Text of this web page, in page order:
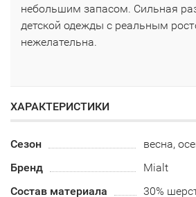
небольшим запасом. Сильная
детской одежды с реальным
нежелательна.
ХАРАКТЕРИСТИКИ
Сезон
весна,
Бренд
Mialt
Состав материала
30%